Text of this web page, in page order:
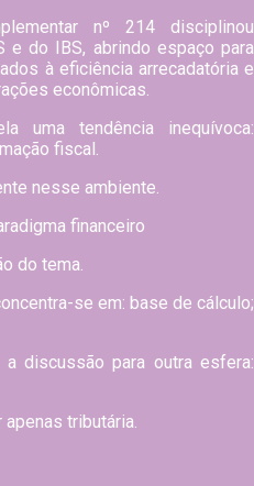
nº 214 disciplinou
e do IBS, abrindo espaço para
à eficiência arrecadatória e
econômicas.
uma tendência inequívoca:
fiscal.
nesse ambiente.
financeiro
do tema.
se em: base de cálculo;
discussão para outra esfera:
tributária.